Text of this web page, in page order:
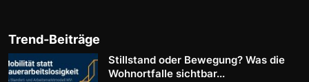
Trend-Beiträge
Stillstand oder Bewegung? Was die
Wohnortfalle sichtbar...